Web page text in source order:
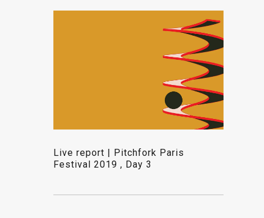
Live report | Pitchfork Paris
Festival 2019 , Day 3